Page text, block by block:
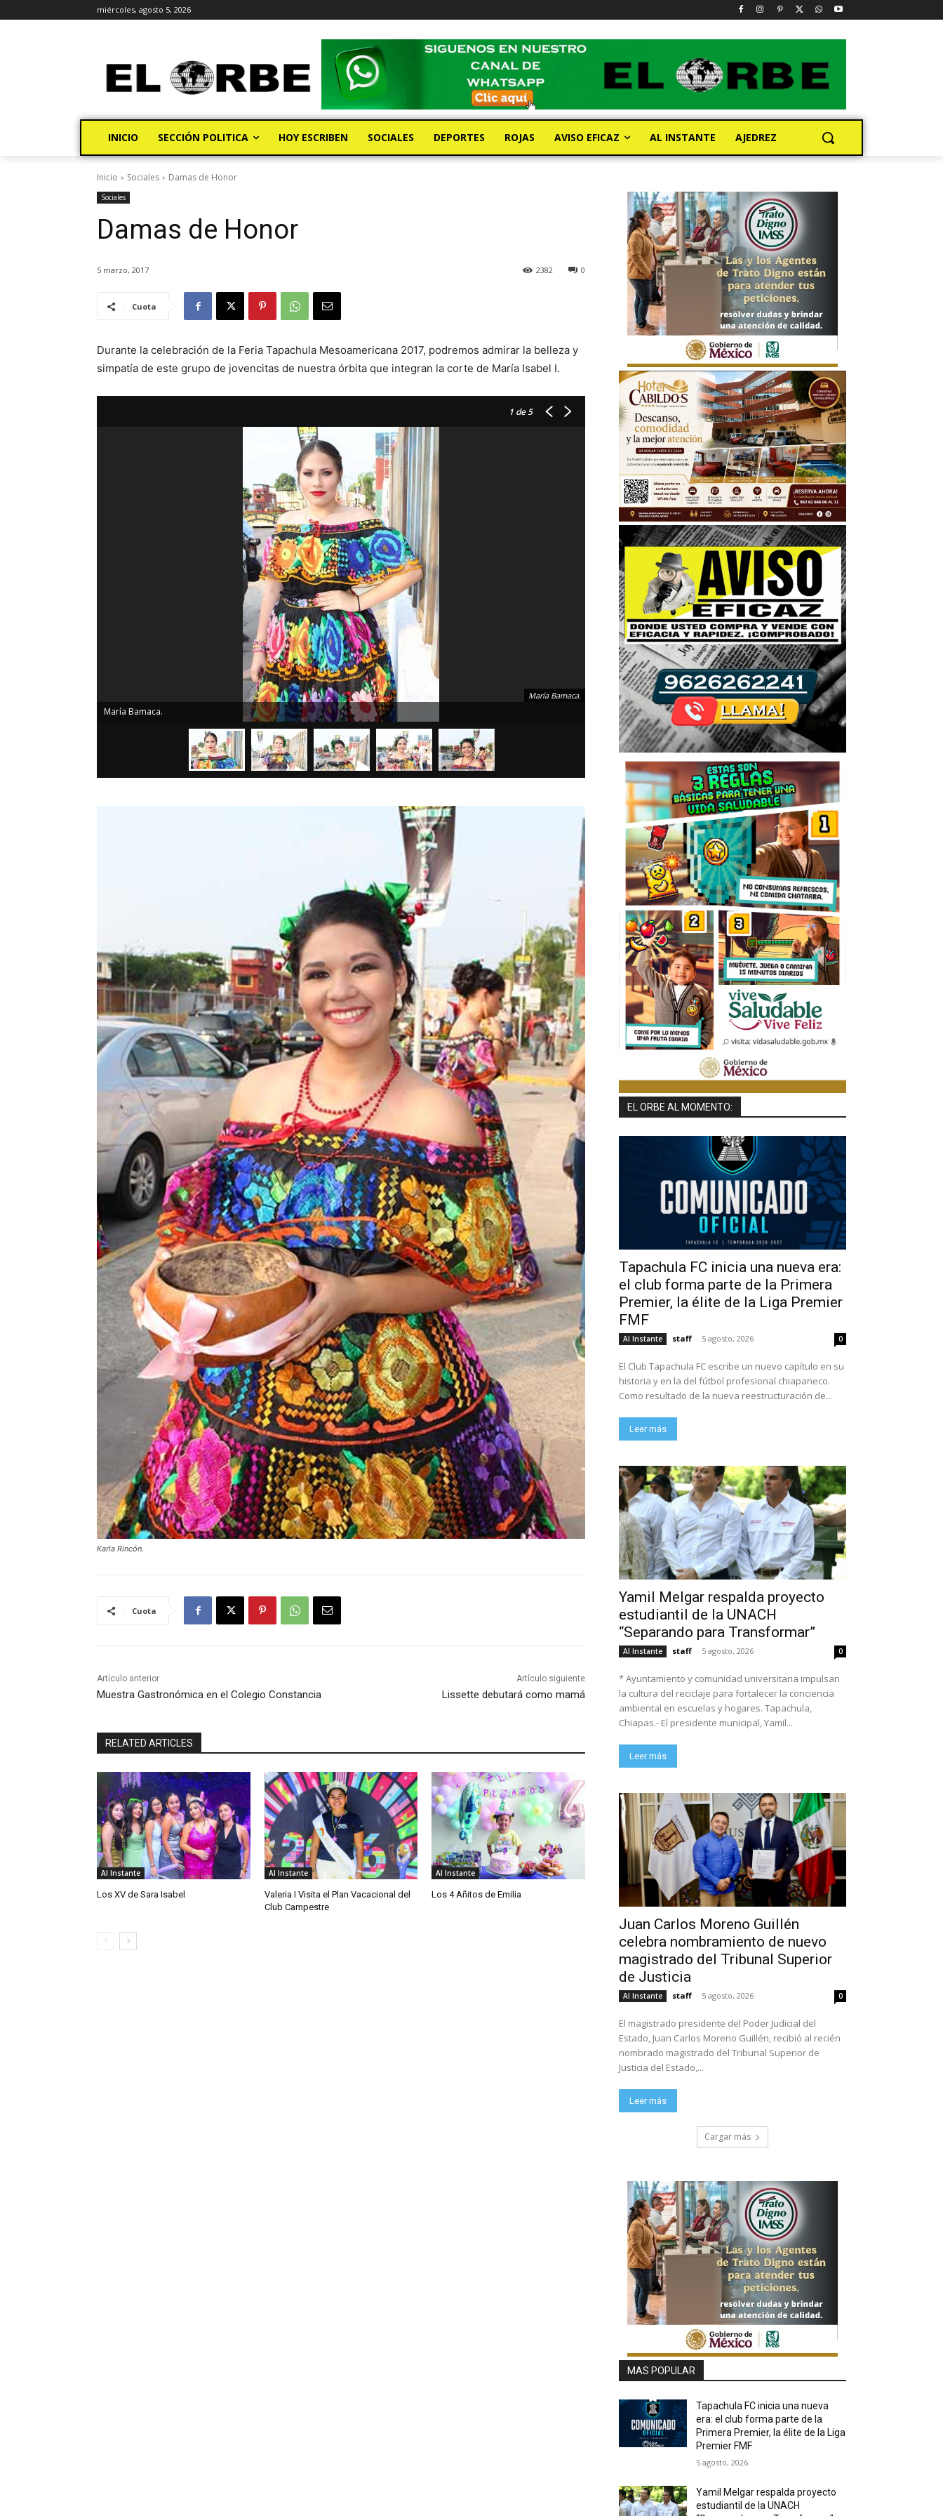
miércoles, agosto 5, 2026
INICIO SECCIÓN POLITICA HOY ESCRIBEN SOCIALES DEPORTES ROJAS AVISO EFICAZ AL INSTANTE AJEDREZ
Inicio Sociales Damas de Honor
Sociales
Damas de Honor
5 marzo, 2017 0
2382
Cuota
Durante la celebración de la Feria Tapachula Mesoamericana 2017, podremos admirar la belleza y
simpatía de este grupo de jovencitas de nuestra órbita que integran la corte de María Isabel I.
1 de 5
María Bamaca.
María Bamaca. Sonia Schroeder.
Karla Rincón.
Cuota
Artículo anterior
Muestra Gastronómica en el Colegio Constancia
Artículo siguiente
Lissette debutará como mamá
RELATED ARTICLES
Al Instante
Los XV de Sara Isabel
Al Instante
Valeria I Visita el Plan Vacacional del
Club Campestre
Al Instante
Los 4 Añitos de Emilia
EL ORBE AL MOMENTO:
Tapachula FC inicia una nueva era:
el club forma parte de la Primera
Premier, la élite de la Liga Premier
FMF
Al Instante staff - 5 agosto, 2026 0
El Club Tapachula FC escribe un nuevo capítulo en su
historia y en la del fútbol profesional chiapaneco.
Como resultado de la nueva reestructuración de...
Leer más
Yamil Melgar respalda proyecto
estudiantil de la UNACH
“Separando para Transformar”
Al Instante staff - 5 agosto, 2026 0
* Ayuntamiento y comunidad universitaria impulsan
la cultura del reciclaje para fortalecer la conciencia
ambiental en escuelas y hogares. Tapachula,
Chiapas.- El presidente municipal, Yamil...
Leer más
Juan Carlos Moreno Guillén
celebra nombramiento de nuevo
magistrado del Tribunal Superior
de Justicia
Al Instante staff - 5 agosto, 2026 0
El magistrado presidente del Poder Judicial del
Estado, Juan Carlos Moreno Guillén, recibió al recién
nombrado magistrado del Tribunal Superior de
Justicia del Estado,...
Leer más
Cargar más
MAS POPULAR
Tapachula FC inicia una nueva
era: el club forma parte de la
Primera Premier, la élite de la Liga
Premier FMF
5 agosto, 2026
Yamil Melgar respalda proyecto
estudiantil de la UNACH